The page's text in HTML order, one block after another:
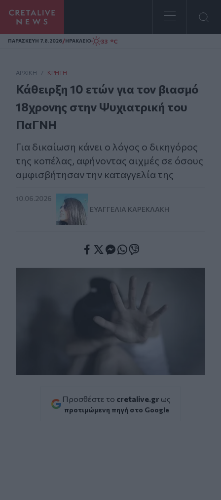
Homepage
ΠΑΡΑΣΚΕΥΗ 7.8.2026/ΗΡΑΚΛΕΙΟ 33 °C
ΑΡΧΙΚΗ / ΚΡΉΤΗ
Κάθειρξη 10 ετών για τον βιασμό
18χρονης στην Ψυχιατρική του
ΠαΓΝΗ
Για δικαίωση κάνει ο λόγος ο δικηγόρος
της κοπέλας, αφήνοντας αιχμές σε όσους
αμφισβήτησαν την καταγγελία της
10.06.2026
ΕΥΑΓΓΕΛΊΑ ΚΑΡΕΚΛΆΚΗ
Προσθέστε το cretalive.gr ως
προτιμώμενη πηγή στο Google